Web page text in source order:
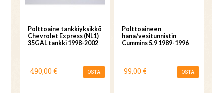
Polttoaine tankkiyksikkö
Chevrolet Express (NL1)
35GAL tankki 1998-2002
490,00 € OSTA
Polttoaineen
hana/vesitunnistin
Cummins 5.9 1989-1996
99,00 € OSTA